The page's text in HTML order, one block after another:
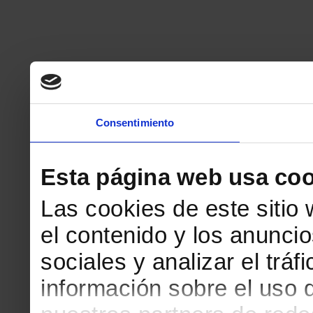
Consentimiento
Esta página web usa
Las cookies de este sitio
el contenido y los
sociales y analizar el
información sobre el uso